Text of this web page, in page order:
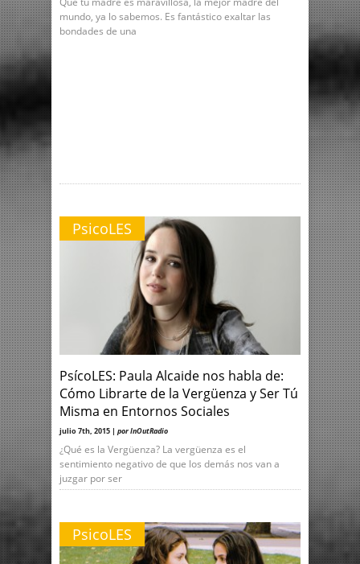
mundo, ya lo sabemos. Es fantástico exaltar las
bondades de una
PsicoLES
PsícoLES: Paula Alcaide nos habla de:
Cómo Librarte de la Vergüenza y Ser Tú
Misma en Entornos Sociales
julio 7th, 2015 | por InOutRadio
¿Qué es la Vergüenza? La vergüenza es el
sentimiento negativo de que los demás nos van a
juzgar por ser
PsicoLES